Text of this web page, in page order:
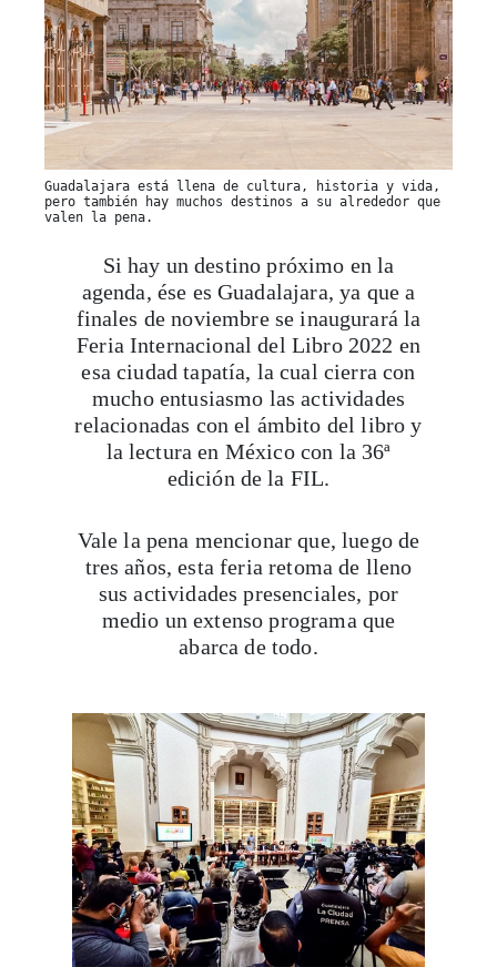
Guadalajara está llena de cultura, historia y vida,
pero también hay muchos destinos a su alrededor que
valen la pena.
agenda, ése es Guadalajara, ya que a
finales de noviembre se inaugurará la
Feria Internacional del Libro 2022 en
esa ciudad tapatía, la cual cierra con
mucho entusiasmo las actividades
relacionadas con el ámbito del libro y
la lectura en México con la 36ª
edición de la FIL.
tres años, esta feria retoma de lleno
sus actividades presenciales, por
medio un extenso programa que
abarca de todo.